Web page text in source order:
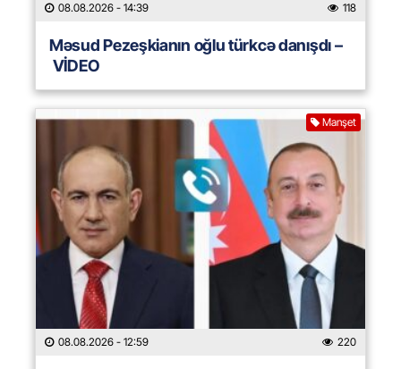
08.08.2026 - 14:39 118
Məsud Pezeşkianın oğlu türkcə danışdı –
VİDEO
Manşet
08.08.2026 - 12:59 220